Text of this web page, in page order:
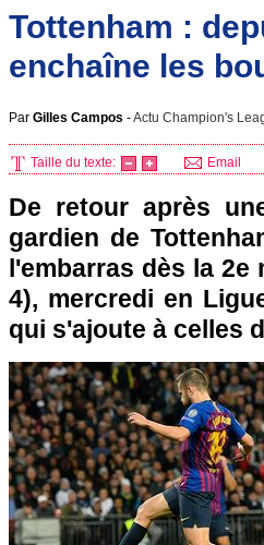
Tottenham :
enchaîne les
Par Gilles Campos -Actu Champion's
Taille du texte: Email
De retour après
gardien de
l'embarras dès la 2e
4), mercredi en
qui s'ajoute à celles